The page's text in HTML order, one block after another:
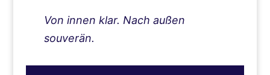
Von innen klar. Nach außen
souverän.